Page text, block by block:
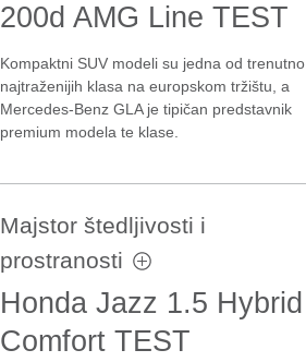
200d AMG Line TEST
Kompaktni SUV modeli su jedna od trenutno
najtraženijih klasa na europskom tržištu, a
Mercedes-Benz GLA je tipičan predstavnik
premium modela te klase.
Majstor štedljivosti i
prostranosti
Honda Jazz 1.5 Hybrid
Comfort TEST